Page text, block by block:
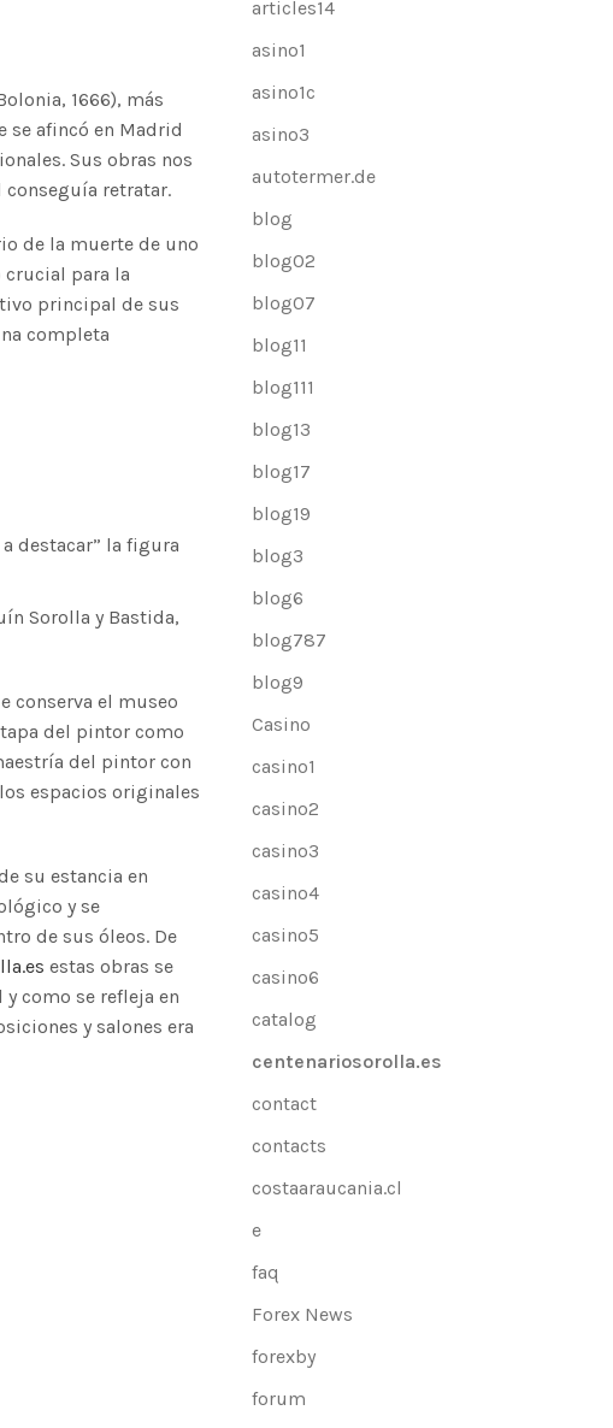
1666), más
se afincó en Madrid
Sus obras nos
conseguía retratar.
de la muerte de uno
para la
principal de sus
completa
destacar” la figura
Sorolla y Bastida,
conserva el museo
del pintor como
del pintor con
espacios originales
su estancia en
y se
de sus óleos. De
estas obras se
como se refleja en
y salones era
articles14
asino1
asino1c
asino3
autotermer.de
blog
blog02
blog07
blog11
blog111
blog13
blog17
blog19
blog3
blog6
blog787
blog9
Casino
casino1
casino2
casino3
casino4
casino5
casino6
catalog
centenariosorolla.es
contact
contacts
costaaraucania.cl
e
faq
Forex News
forexby
forum